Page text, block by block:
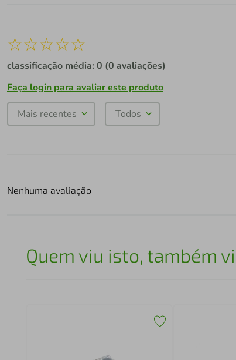
☆☆☆☆☆
classificação média: 0 (0 avaliações)
Faça login para avaliar este produto
Mais recentes Todos
Nenhuma avaliação
Quem viu isto, também